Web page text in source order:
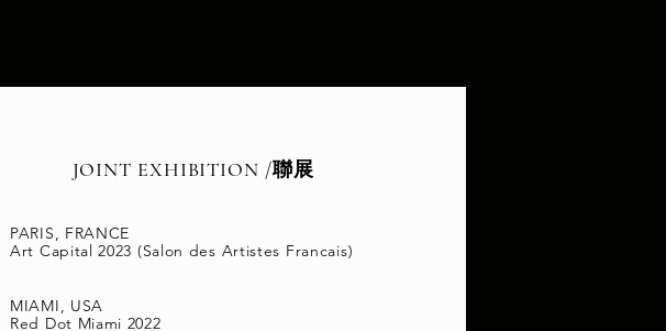
JOINT EXHIBITION /聯展
PARIS, FRANCE
Art Capital 2023 (Salon des Artistes Francais)
MIAMI, USA
Red Dot Miami 2022